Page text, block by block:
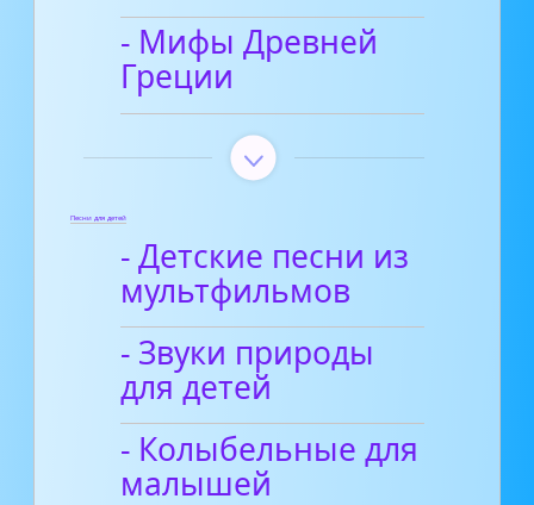
- Мифы Древней
Греции
Песни для детей
- Детские песни из
мультфильмов
- Звуки природы
для детей
- Колыбельные для
малышей